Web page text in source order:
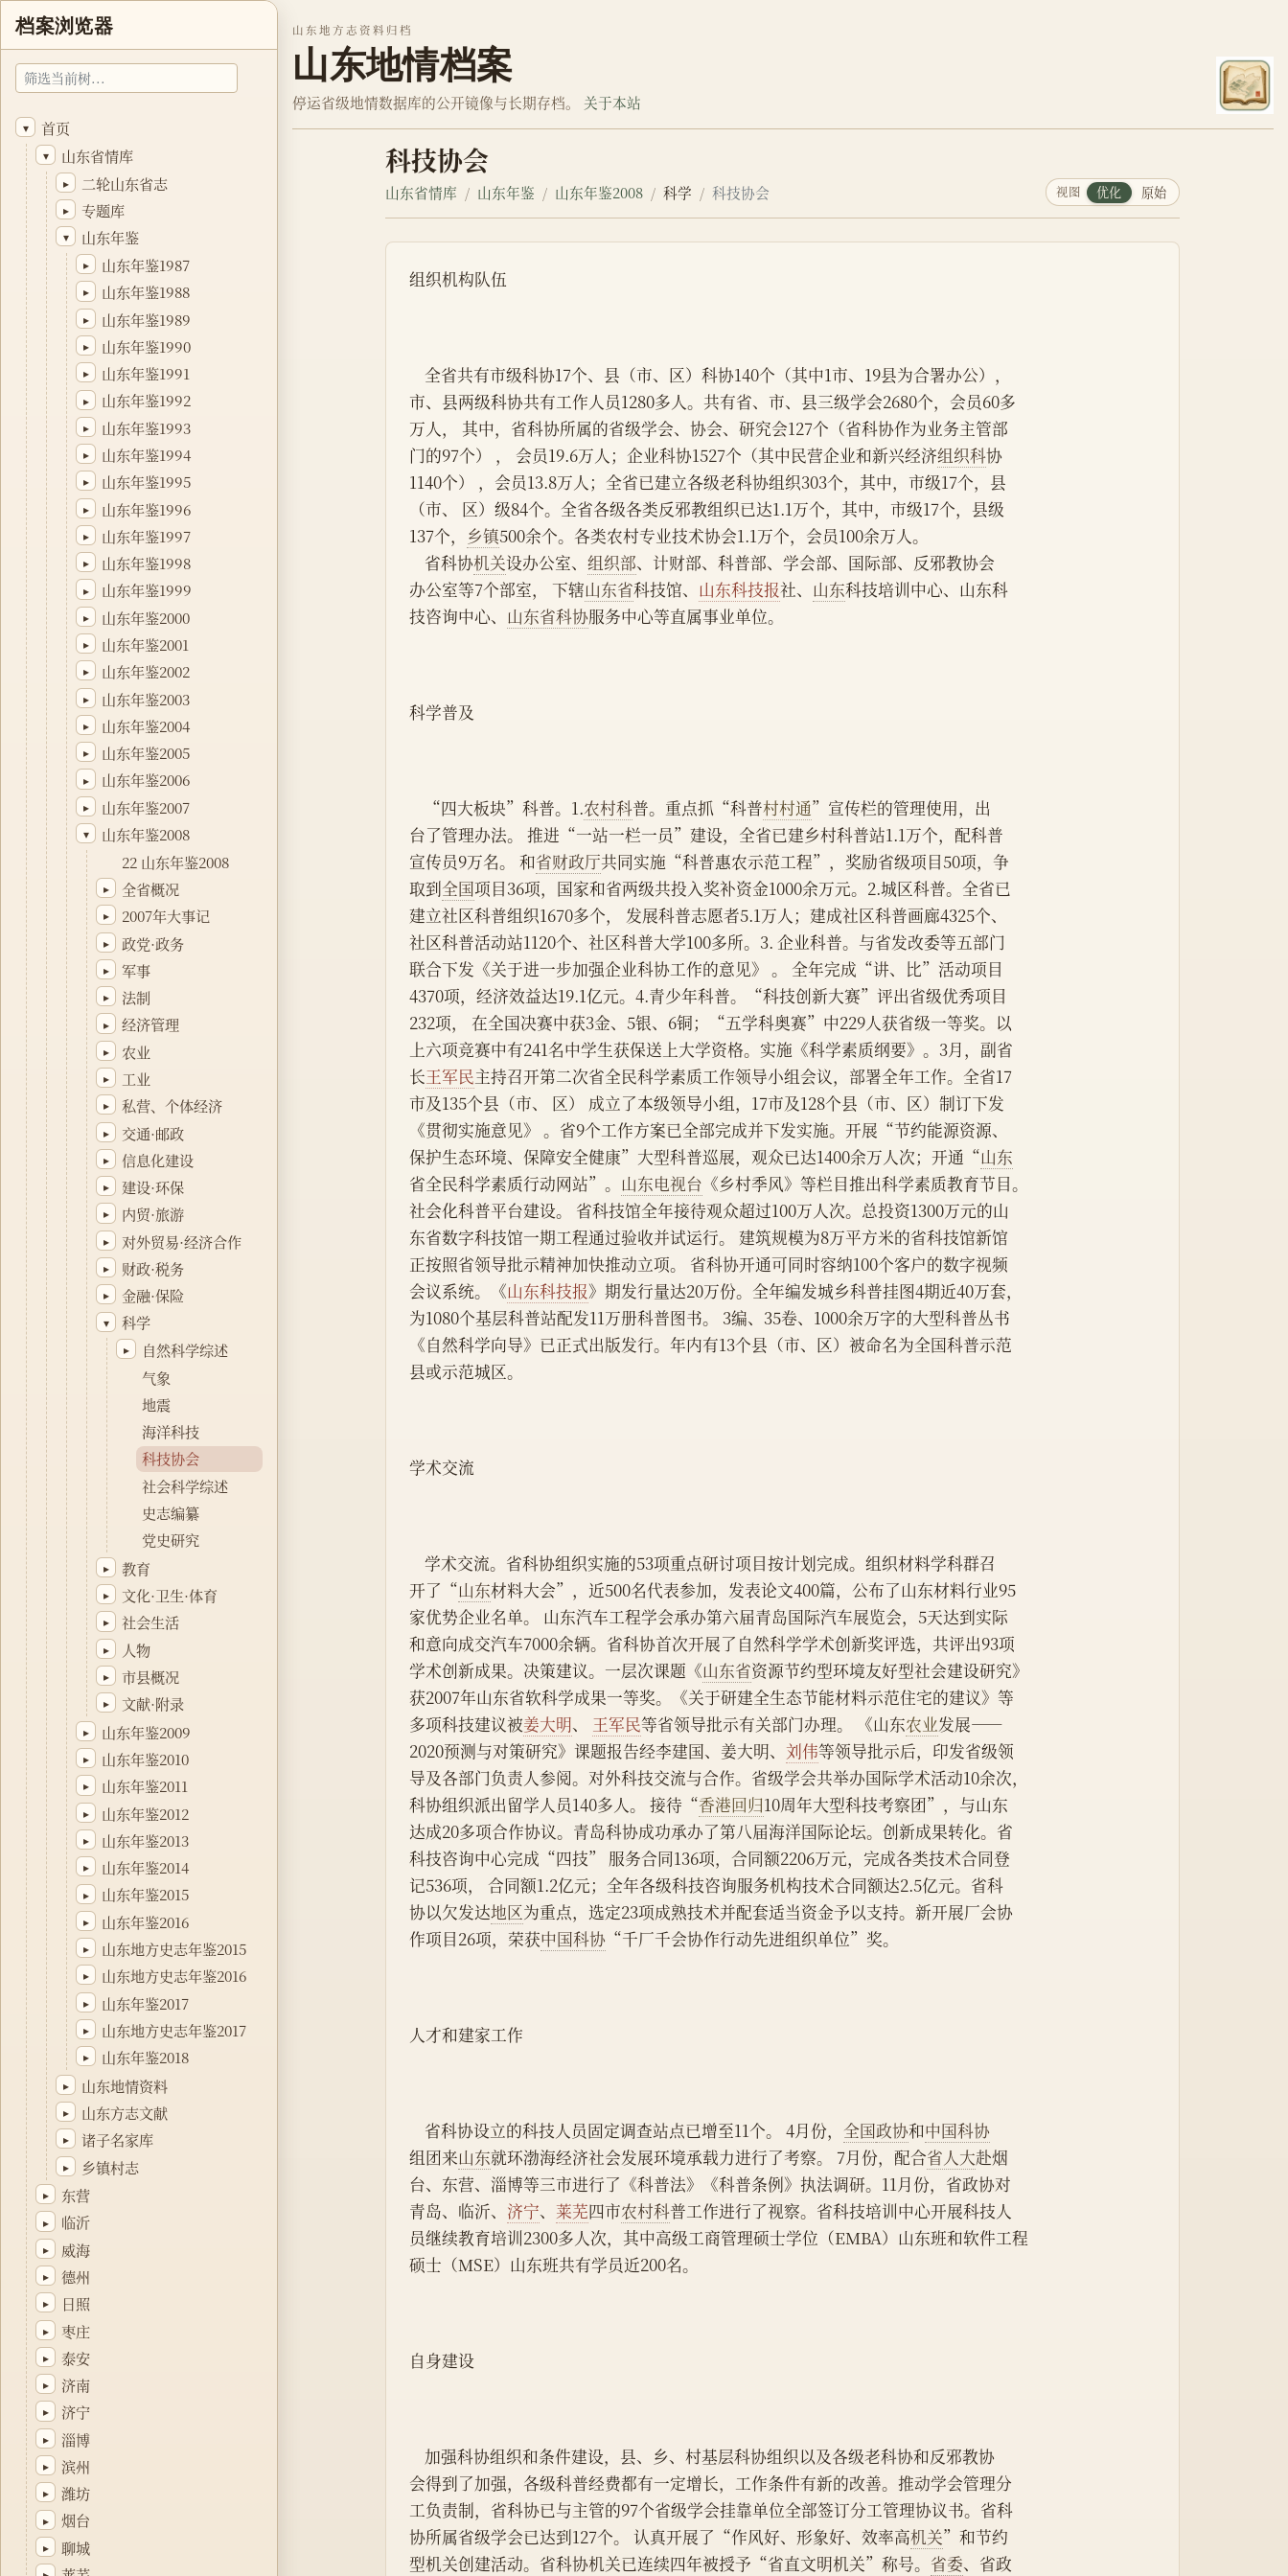
山东地方志资料归档
山东地情档案
停运省级地情数据库的公开镜像与长期存档。 关于本站
科技协会
山东省情库 山东年鉴 山东年鉴2008 科学 科技协会 视图 优化 原始
档案浏览器
▾ 首页
▾ 山东省情库
▸ 二轮山东省志
▸ 专题库
▾ 山东年鉴
▸ 山东年鉴1987
▸ 山东年鉴1988
▸ 山东年鉴1989
▸ 山东年鉴1990
▸ 山东年鉴1991
▸ 山东年鉴1992
▸ 山东年鉴1993
▸ 山东年鉴1994
▸ 山东年鉴1995
▸ 山东年鉴1996
▸ 山东年鉴1997
▸ 山东年鉴1998
▸ 山东年鉴1999
▸ 山东年鉴2000
▸ 山东年鉴2001
▸ 山东年鉴2002
▸ 山东年鉴2003
▸ 山东年鉴2004
▸ 山东年鉴2005
▸ 山东年鉴2006
▸ 山东年鉴2007
▾
山东年鉴2008
22 山东年鉴2008
▸ 全省概况
▸ 2007年大事记
▸ 政党·政务
▸ 军事
▸ 法制
▸ 经济管理
▸ 农业
▸ 工业
▸ 私营、个体经济
▸ 交通·邮政
▸ 信息化建设
▸ 建设·环保
▸ 内贸·旅游
▸ 对外贸易·经济合作
▸ 财政·税务
▸ 金融·保险
▾ 科学
▸
自然科学综述
气象
地震
海洋科技
科技协会
社会科学综述
史志编纂
党史研究
▸ 教育
▸ 文化·卫生·体育
▸ 社会生活
▸ 人物
▸ 市县概况
▸ 文献·附录
▸ 山东年鉴2009
▸ 山东年鉴2010
▸ 山东年鉴2011
▸ 山东年鉴2012
▸ 山东年鉴2013
▸ 山东年鉴2014
▸ 山东年鉴2015
▸ 山东年鉴2016
▸ 山东地方史志年鉴2015
▸ 山东地方史志年鉴2016
▸ 山东年鉴2017
▸ 山东地方史志年鉴2017
▸ 山东年鉴2018
▸ 山东地情资料
▸ 山东方志文献
▸ 诸子名家库
▸ 乡镇村志
▸ 东营
▸ 临沂
▸ 威海
▸ 德州
▸ 日照
▸ 枣庄
▸ 泰安
▸ 济南
▸ 济宁
▸ 淄博
▸ 滨州
▸ 潍坊
▸ 烟台
▸ 聊城
组织机构队伍
    全省共有市级科协17个、县（市、区）科协140个（其中1市、19县为合署办公），
市、县两级科协共有工作人员1280多人。共有省、市、县三级学会2680个，会员60多
万人， 其中，省科协所属的省级学会、协会、研究会127个（省科协作为业务主管部
门的97个） ， 会员19.6万人；企业科协1527个（其中民营企业和新兴经济组织科协
1140个） ，会员13.8万人；全省已建立各级老科协组织303个，其中，市级17个，县
（市、 区）级84个。全省各级各类反邪教组织已达1.1万个，其中，市级17个，县级
137个， 乡镇500余个。各类农村专业技术协会1.1万个，会员100余万人。
    省科协
机关设办公室、组织部、计财部、科普部、学会部、国际部、反邪教协会
办公室等7个部室， 下辖山东省科技馆、 山东科技报社、 山东科技培训中心、山东科
技咨询中心、 山东省科协服务中心等直属事业单位。
科学普及
    “四大板块”科普。1.
农村科普。重点抓“科普村村通”宣传栏的管理使用，出
台了管理办法。 推进“一站一栏一员”建设，全省已建乡村科普站1.1万个，配科普
宣传员9万名。 和省财政厅共同实施“科普惠农示范工程”，奖励省级项目50项，争
取到全国项目36项，国家和省两级共投入奖补资金1000余万元。2.城区科普。全省已
建立社区科普组织1670多个， 发展科普志愿者5.1万人；建成社区科普画廊4325个、
社区科普活动站1120个、社区科普大学100多所。3. 企业科普。与省发改委等五部门
联合下发《关于进一步加强企业科协工作的意见》 。 全年完成“讲、比”活动项目
4370项，经济效益达19.1亿元。4.青少年科普。“科技创新大赛”评出省级优秀项目
232项， 在全国决赛中获3金、5银、6铜；“五学科奥赛”中229人获省级一等奖。以
上六项竞赛中有241名中学生获保送上大学资格。实施《科学素质纲要》。3月，副省
长王军民主持召开第二次省全民科学素质工作领导小组会议，部署全年工作。全省17
市及135个县（市、 区） 成立了本级领导小组，17市及128个县（市、区）制订下发
《贯彻实施意见》 。省9个工作方案已全部完成并下发实施。开展“节约能源资源、
保护生态环境、保障安全健康”大型科普巡展，观众已达1400余万人次；开通“山东
省全民科学素质行动网站”。 山东电视台 《乡村季风》等栏目推出科学素质教育节目。
社会化科普平台建设。 省科技馆全年接待观众超过100万人次。总投资1300万元的山
东省数字科技馆一期工程通过验收并试运行。 建筑规模为8万平方米的省科技馆新馆
正按照省领导批示精神加快推动立项。 省科协开通可同时容纳100个客户的数字视频
会议系统。《山东科技报》期发行量达20万份。全年编发城乡科普挂图4期近40万套，
为1080个基层科普站配发11万册科普图书。 3编、35卷、1000余万字的大型科普丛书
《自然科学向导》已正式出版发行。年内有13个县（市、区）被命名为全国科普示范
县或示范城区。
学术交流
    学术交流。省科协组织实施的53项重点研讨项目按计划完成。组织材料学科群召
开了“山东材料大会”，近500名代表参加，发表论文400篇，公布了山东材料行业95
家优势企业名单。 山东汽车工程学会承办第六届青岛国际汽车展览会，5天达到实际
和意向成交汽车7000余辆。省科协首次开展了自然科学学术创新奖评选，共评出93项
学术创新成果。决策建议。一层次课题《山东省资源节约型环境友好型社会建设研究》
获2007年山东省软科学成果一等奖。《关于研建全生态节能材料示范住宅的建议》等
多项科技建议被姜大明、 王军民等省领导批示有关部门办理。 《山东农业发展——
2020预测与对策研究》课题报告经李建国、姜大明、 刘伟等领导批示后，印发省级领
导及各部门负责人参阅。对外科技交流与合作。省级学会共举办国际学术活动10余次，
科协组织派出留学人员140多人。 接待“香港回归10周年大型科技考察团”，与山东
达成20多项合作协议。青岛科协成功承办了第八届海洋国际论坛。创新成果转化。省
科技咨询中心完成“四技” 服务合同136项，合同额2206万元，完成各类技术合同登
记536项， 合同额1.2亿元；全年各级科技咨询服务机构技术合同额达2.5亿元。省科
协以欠发达地区为重点，选定23项成熟技术并配套适当资金予以支持。新开展厂会协
作项目26项，荣获中国科协 “千厂千会协作行动先进组织单位”奖。
人才和建家工作
    省科协设立的科技人员固定调查站点已增至11个。 4月份，
全国政协和中国科协
组团来山东就环渤海经济社会发展环境承载力进行了考察。 7月份，配合省人大赴烟
台、东营、淄博等三市进行了《科普法》《科普条例》执法调研。11月份，省政协对
青岛、临沂、 济宁、 莱芜四市农村科普工作进行了视察。省科技培训中心开展科技人
员继续教育培训2300多人次，其中高级工商管理硕士学位（EMBA）山东班和软件工程
硕士（MSE）山东班共有学员近200名。
自身建设
    加强科协组织和条件建设，县、乡、村基层科协组织以及各级老科协和反邪教协
会得到了加强，各级科普经费都有一定增长，工作条件有新的改善。推动学会管理分
工负责制，省科协已与主管的97个省级学会挂靠单位全部签订分工管理协议书。省科
协所属省级学会已达到127个。 认真开展了“作风好、形象好、效率高机关”和节约
型机关创建活动。省科协机关已连续四年被授予“省直文明机关”称号。 省委、省政